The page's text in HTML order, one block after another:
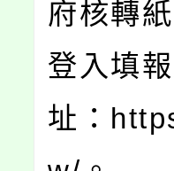
府核轉
登入填
址：